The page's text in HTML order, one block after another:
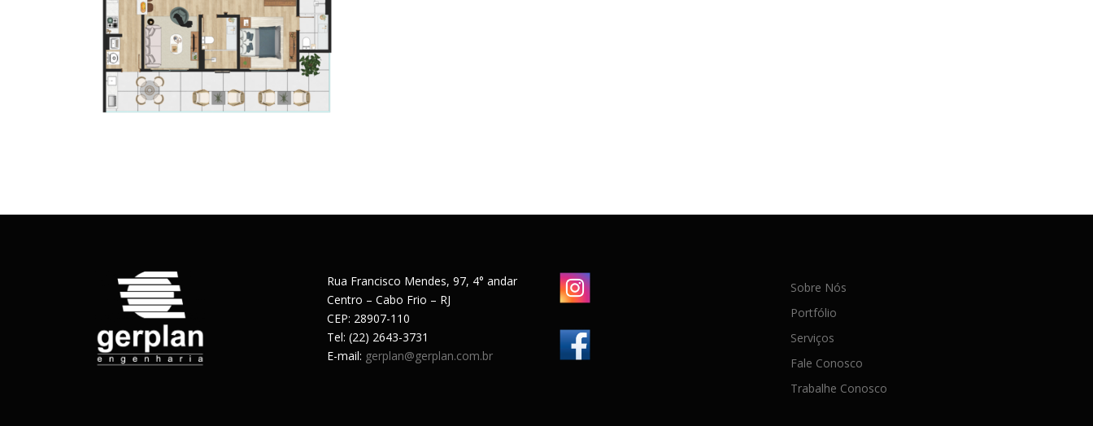
Rua Francisco Mendes, 97, 4° andar
Centro – Cabo Frio – RJ
CEP: 28907-110
Tel: (22) 2643-3731
E-mail: gerplan@gerplan.com.br
Sobre Nós
Portfólio
Serviços
Fale Conosco
Trabalhe Conosco